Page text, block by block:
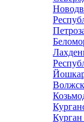
Волжск
Курган